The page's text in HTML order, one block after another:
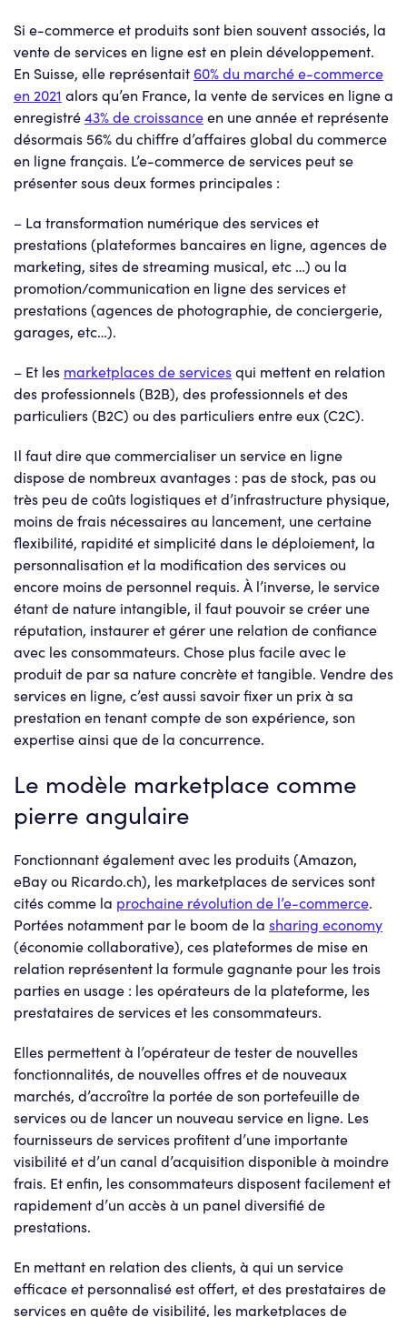
Si e-commerce et produits sont bien souvent associés, la
vente de services en ligne est en plein développement.
En Suisse, elle représentait 60% du marché e-commerce
en 2021 alors qu’en France, la vente de services en ligne a
enregistré43% de croissanceen une année et représente
désormais 56% du chiffre d’affaires global du commerce
en ligne français. L’e-commerce de services peut se
présenter sous deux formes principales :
– La transformation numérique des services et
prestations (plateformes bancaires en ligne, agences de
marketing, sites de streaming musical, etc …) ou la
promotion/communication en ligne des services et
prestations (agences de photographie, de conciergerie,
garages, etc…).
– Et les marketplaces de servicesqui mettent en relation
des professionnels (B2B), des professionnels et des
particuliers (B2C) ou des particuliers entre eux (C2C).
Il faut dire que commercialiser un service en ligne
dispose de nombreux avantages : pas de stock, pas ou
très peu de coûts logistiques et d’infrastructure physique,
moins de frais nécessaires au lancement, une certaine
flexibilité, rapidité et simplicité dans le déploiement, la
personnalisation et la modification des services ou
encore moins de personnel requis. À l’inverse, le service
étant de nature intangible, il faut pouvoir se créer une
réputation, instaurer et gérer une relation de confiance
avec les consommateurs. Chose plus facile avec le
produit de par sa nature concrète et tangible. Vendre des
services en ligne, c’est aussi savoir fixer un prix à sa
prestation en tenant compte de son expérience, son
expertise ainsi que de la concurrence.
Le modèle marketplace comme
pierre angulaire
Fonctionnant également avec les produits (Amazon,
eBay ou Ricardo.ch), les marketplaces de services sont
cités comme la prochaine révolution de l’e-commerce.
Portées notamment par le boom de la sharing economy
(économie collaborative), ces plateformes de mise en
relation représentent la formule gagnante pour les trois
parties en usage : les opérateurs de la plateforme, les
prestataires de services et les consommateurs.
Elles permettent à l’opérateur de tester de nouvelles
fonctionnalités, de nouvelles offres et de nouveaux
marchés, d’accroître la portée de son portefeuille de
services ou de lancer un nouveau service en ligne. Les
fournisseurs de services profitent d’une importante
visibilité et d’un canal d’acquisition disponible à moindre
frais. Et enfin, les consommateurs disposent facilement et
rapidement d’un accès à un panel diversifié de
prestations.
En mettant en relation des clients, à qui un service
efficace et personnalisé est offert, et des prestataires de
services en quête de visibilité, les marketplaces de